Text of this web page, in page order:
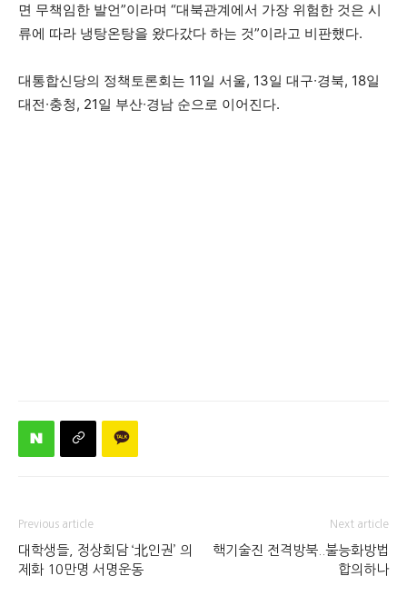
면 무책임한 발언”이라며 “대북관계에서 가장 위험한 것은 시
류에 따라 냉탕온탕을 왔다갔다 하는 것”이라고 비판했다.
대통합신당의 정책토론회는 11일 서울, 13일 대구∙경북, 18일
대전∙충청, 21일 부산∙경남 순으로 이어진다.
Previous article
대학생들, 정상회담 ‘北인권’ 의
제화 10만명 서명운동
Next article
핵기술진 전격방북..불능화방법
합의하나